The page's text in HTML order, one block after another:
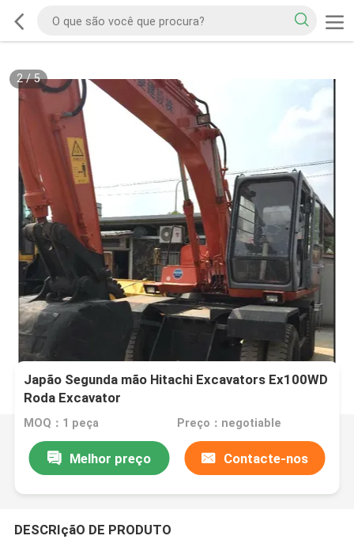
2/5
Japão Segunda mão Hitachi Excavators Ex100WD
Roda Excavator
MOQ：1 peça Preço：negotiable
Melhor preço Contacte-nos
DESCRIçãO DE PRODUTO